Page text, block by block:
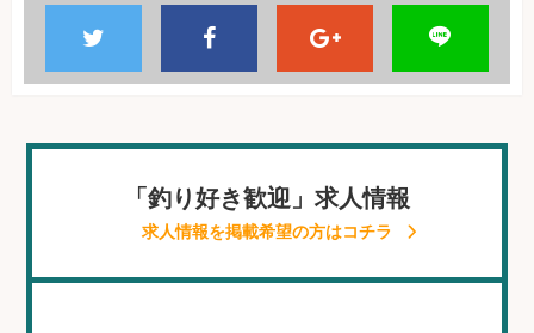
「釣り好き歓迎」求人情報
求人情報を掲載希望の方はコチラ